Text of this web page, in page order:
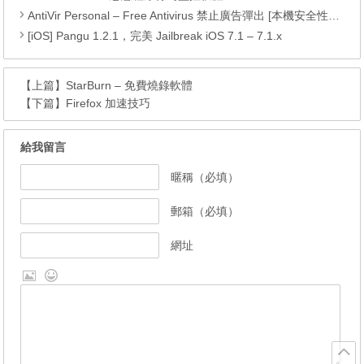
AntiVir Personal – Free Antivirus 禁止廣告彈出 [本機安全性原則法]
[iOS] Pangu 1.2.1，完美 Jailbreak iOS 7.1 – 7.1.x
【上篇】 StarBurn – 免費燒錄軟體
【下篇】 Firefox 加速技巧
給我留言
暱稱（必填）
郵箱（必填）
網址